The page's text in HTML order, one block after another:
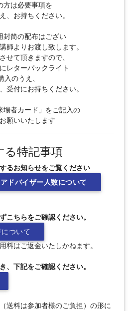
は必要事項を
お持ちください。
筒の配布はござい
よりお渡し致します。
て頂きますので、
ターパックライト
のうえ、
付にお持ちください。
者カード」をご記入の
いいたします
る特記事項
るお知らせをご覧ください
アドバイザー人数について
こちらをご確認ください。
ついて
料はご返金いたしかねます。
、下記をご確認ください。
送料は参加者様のご負担）の形に